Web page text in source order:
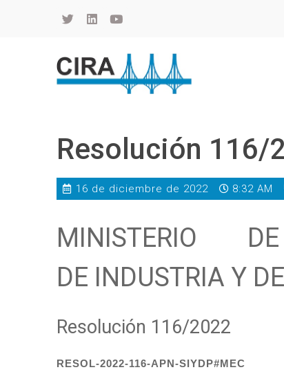
Resolución 116/
16 de diciembre de 2022 8:32 AM
MINISTERIO
DE INDUSTRIA Y
Resolución 116/2022
RESOL-2022-116-APN-SIYDP#MEC